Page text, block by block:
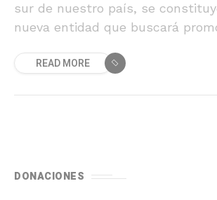
sur de nuestro país, se
nueva entidad que buscará
nuestro país.
READ MORE
DONACIONES